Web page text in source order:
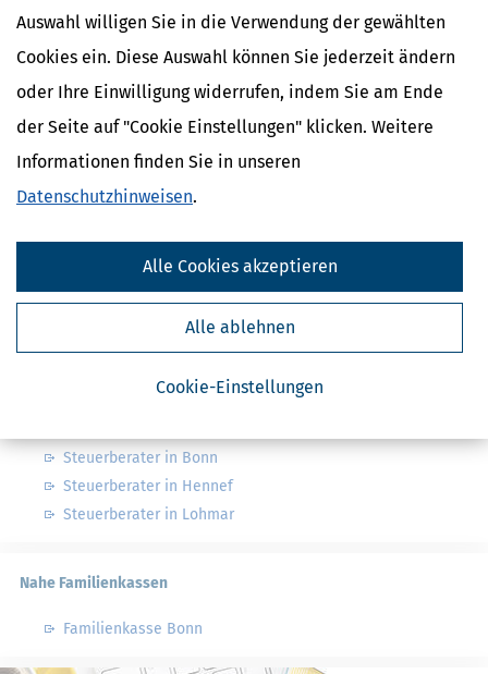
Auswahl willigen Sie in die Verwendung der gewählten
Cookies ein. Diese Auswahl können Sie jederzeit ändern
oder Ihre Einwilligung widerrufen, indem Sie am Ende
der Seite auf "Cookie Einstellungen" klicken. Weitere
Informationen finden Sie in unseren
Datenschutzhinweisen.
Cookie-Einstellungen
Alle ablehnen
Alle Cookies akzeptieren
Finanzamtsuche
Finanzämter in Deutschland
Nahe Steuerberater
Steuerberater in Bonn
Steuerberater in Hennef
Steuerberater in Lohmar
Nahe Familienkassen
Familienkasse Bonn